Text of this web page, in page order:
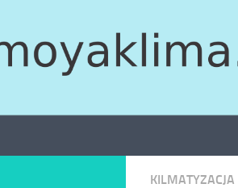
KILMATYZACJA